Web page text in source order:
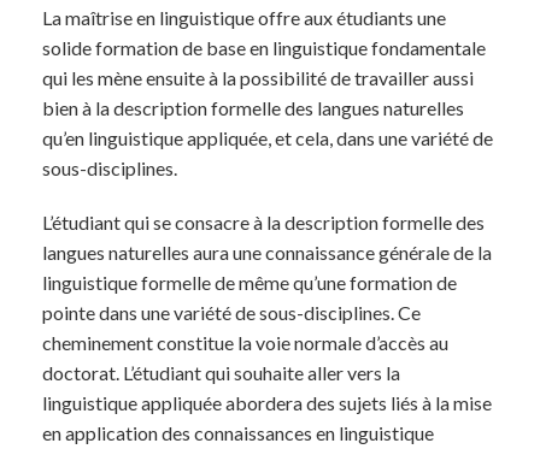
La maîtrise en linguistique offre aux étudiants une
solide formation de base en linguistique fondamentale
qui les mène ensuite à la possibilité de travailler aussi
bien à la description formelle des langues naturelles
qu’en linguistique appliquée, et cela, dans une variété de
sous-disciplines.
L’étudiant qui se consacre à la description formelle des
langues naturelles aura une connaissance générale de la
linguistique formelle de même qu’une formation de
pointe dans une variété de sous-disciplines. Ce
cheminement constitue la voie normale d’accès au
doctorat. L’étudiant qui souhaite aller vers la
linguistique appliquée abordera des sujets liés à la mise
en application des connaissances en linguistique